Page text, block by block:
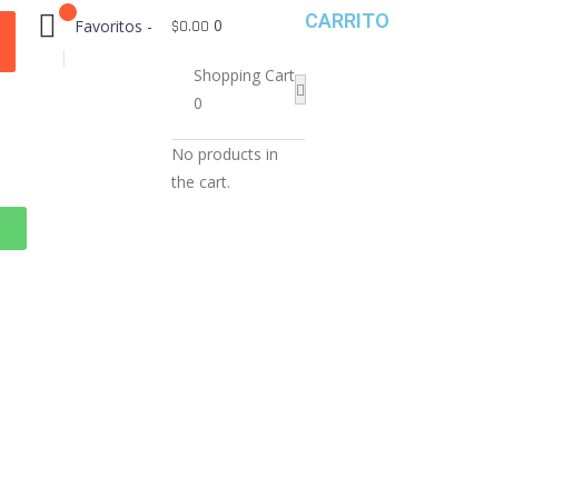
Favoritos - $0.00 0
Shopping Cart
0
No products in
the cart.
CARRITO